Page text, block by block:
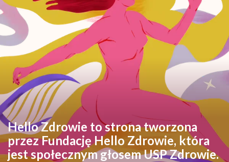
Hello Zdrowie to strona tworzona
przez Fundację Hello Zdrowie, która
jest społecznym głosem USP Zdrowie.